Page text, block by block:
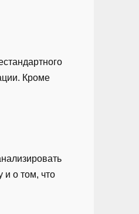
Кроме
и о том, что